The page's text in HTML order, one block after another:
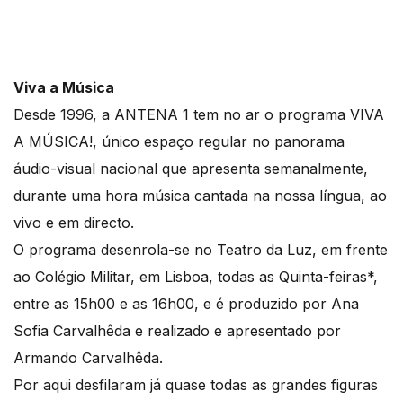
Viva a Música
Desde 1996, a ANTENA 1 tem no ar o programa VIVA
A MÚSICA!, único espaço regular no panorama
áudio-visual nacional que apresenta semanalmente,
durante uma hora música cantada na nossa língua, ao
vivo e em directo.
O programa desenrola-se no Teatro da Luz, em frente
ao Colégio Militar, em Lisboa, todas as Quinta-feiras*,
entre as 15h00 e as 16h00, e é produzido por Ana
Sofia Carvalhêda e realizado e apresentado por
Armando Carvalhêda.
Por aqui desfilaram já quase todas as grandes figuras